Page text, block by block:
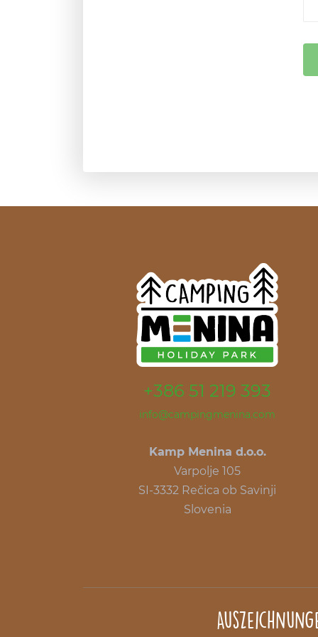
+386 51 219 393
info@campingmenina.com
Kamp Menina d.o.o.
Varpolje 105
SI-3332 Rečica ob Savinji
Slovenia